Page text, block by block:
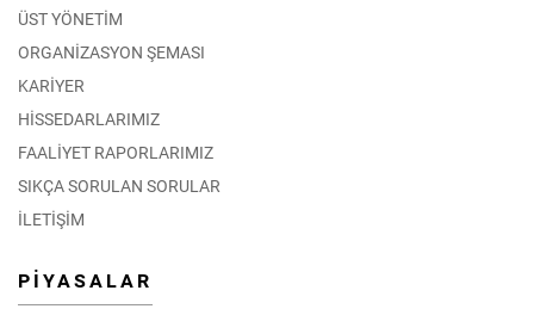
ÜST YÖNETİM
ORGANİZASYON ŞEMASI
KARİYER
HİSSEDARLARIMIZ
FAALİYET RAPORLARIMIZ
SIKÇA SORULAN SORULAR
İLETİŞİM
PİYASALAR